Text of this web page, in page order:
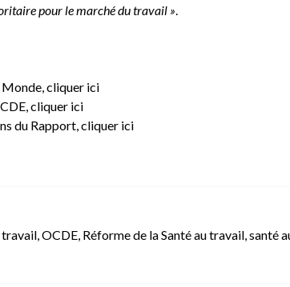
pour le marché du travail ».
Monde,cliquer ici
cliquer ici
du Rapport,cliquer ici
travail,OCDE, Réforme de la Santé au travail,santé